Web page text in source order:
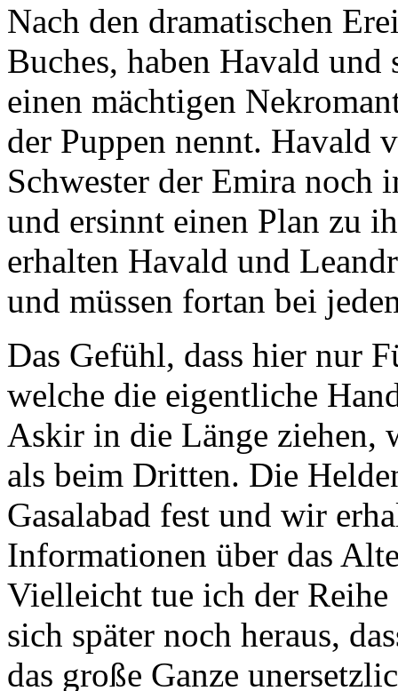
Nach den dramatischen
Buches, haben Havald und
einen mächtigen
der Puppen nennt. Havald
Schwester der Emira noch
und ersinnt einen Plan zu
erhalten Havald und
und müssen fortan bei
Das Gefühl, dass hier nur
welche die eigentliche
Askir in die Länge ziehen,
als beim Dritten. Die
Gasalabad fest und wir
Informationen über das
Vielleicht tue ich der Reihe
sich später noch heraus,
das große Ganze